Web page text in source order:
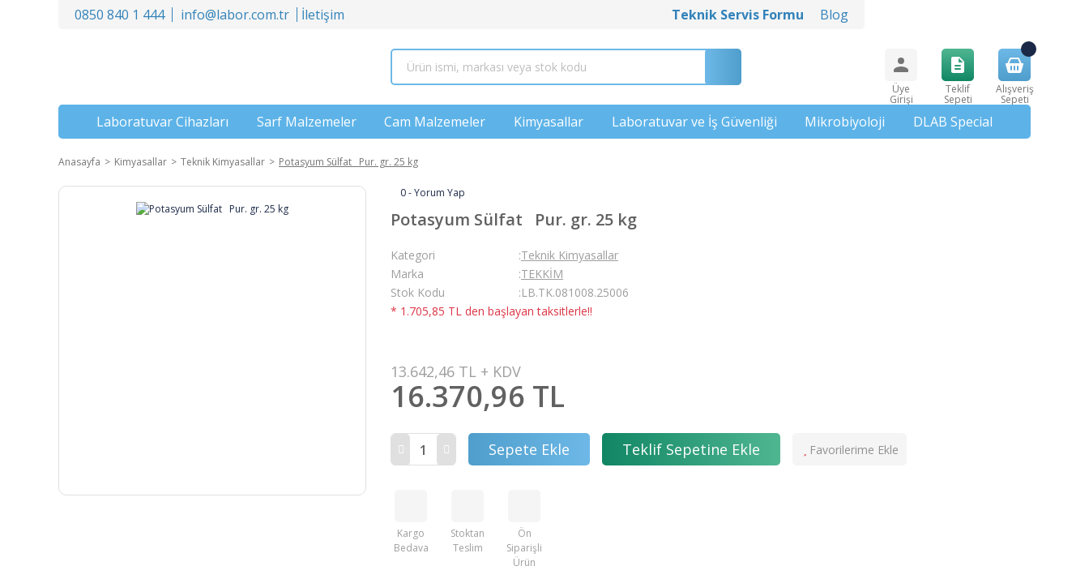
0850 840 1 444 info@labor.com.tr İletişim Teknik Servis Formu Blog
Üye
Girişi
Teklif
Sepeti
Alışveriş
Sepeti
Laboratuvar Cihazları Sarf Malzemeler Cam Malzemeler Kimyasallar Laboratuvar ve İş Güvenliği Mikrobiyoloji DLAB Special
Anasayfa Kimyasallar Teknik Kimyasallar Potasyum Sülfat Pur. gr. 25 kg
0 - Yorum Yap
Potasyum Sülfat Pur. gr. 25 kg
Kategori
Teknik Kimyasallar
Marka
TEKKİM
Stok Kodu
LB.TK.081008.25006
* 1.705,85 TL den başlayan taksitlerle!!
13.642,46 TL + KDV
16.370,96 TL
Sepete Ekle Teklif Sepetine Ekle
Kargo
Bedava
Stoktan
Teslim
Ön
Siparişli
Ürün